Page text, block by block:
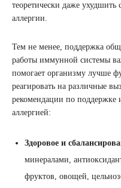
теоретически даже
аллергии.
Тем не менее, поддержка
работы иммунной системы
помогает организму лучше
реагировать на различные
рекомендации по поддержке
аллергией:
Здоровое и
минералами,
фруктов, овощей,